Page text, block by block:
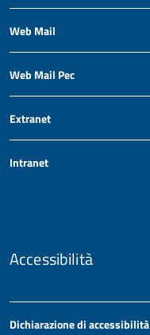
Web Mail
Web Mail Pec
Extranet
Intranet
Accessibilità
Dichiarazione di accessibilità